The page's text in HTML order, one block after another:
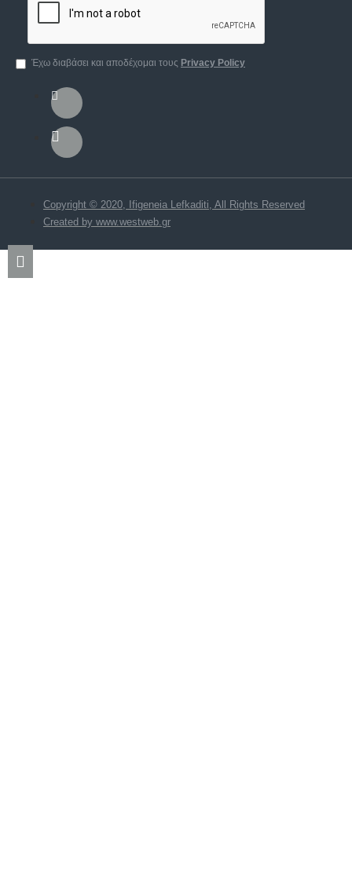
Έχω διαβάσει και αποδέχομαι τους Privacy Policy
Copyright © 2020, Ifigeneia Lefkaditi, All Rights Reserved
Created by www.westweb.gr